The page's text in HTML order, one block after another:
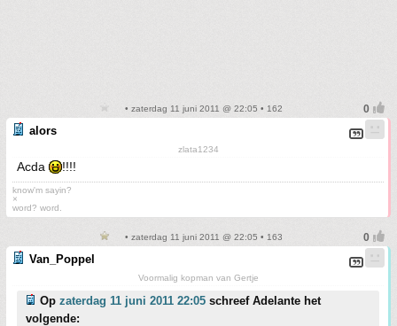
• zaterdag 11 juni 2011 @ 22:05 • 162
alors
zlata1234
Acda !!!!
know'm sayin?
×
word? word.
• zaterdag 11 juni 2011 @ 22:05 • 163
Van_Poppel
Voormalig kopman van Gertje
Op zaterdag 11 juni 2011 22:05 schreef Adelante het
volgende: